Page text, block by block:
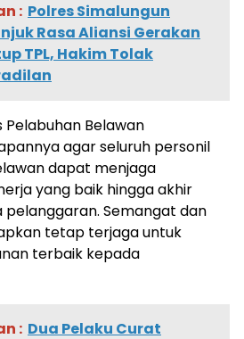
: Polres Simalungun
Rasa Aliansi Gerakan
TPL, Hakim Tolak
Pelabuhan Belawan
agar seluruh personil
dapat menjaga
yang baik hingga akhir
Semangat dan
tetap terjaga untuk
terbaik kepada
: Dua Pelaku Curat